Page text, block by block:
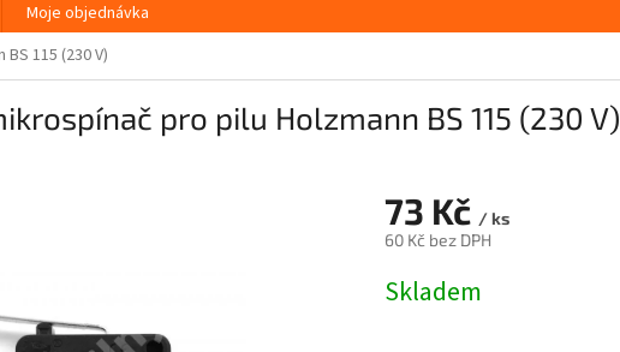
Moje objednávka
115 (230 V)
pro pilu Holzmann BS 115 (230 V)
73 Kč / ks
60 Kč bez DPH
cena:
Skladem